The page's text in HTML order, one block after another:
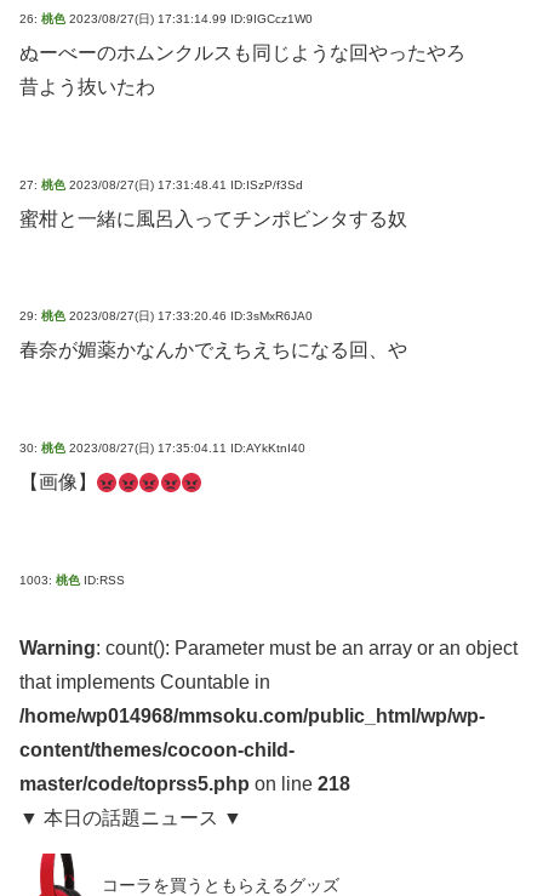
26: 桃色 2023/08/27(日) 17:31:14.99 ID:9IGCcz1W0
ぬーべーのホムンクルスも同じような回やったやろ
昔よう抜いたわ
27: 桃色 2023/08/27(日) 17:31:48.41 ID:ISzP/f3Sd
蜜柑と一緒に風呂入ってチンポビンタする奴
29: 桃色 2023/08/27(日) 17:33:20.46 ID:3sMxR6JA0
春奈が媚薬かなんかでえちえちになる回、や
30: 桃色 2023/08/27(日) 17:35:04.11 ID:AYkKtnI40
【画像】
1003: 桃色 ID:RSS
Warning: count(): Parameter must be an array or an object
that implements Countable in
/home/wp014968/mmsoku.com/public_html/wp/wp-
content/themes/cocoon-child-
master/code/toprss5.php on line 218
▼ 本日の話題ニュース ▼
コーラを買うともらえるグッズ